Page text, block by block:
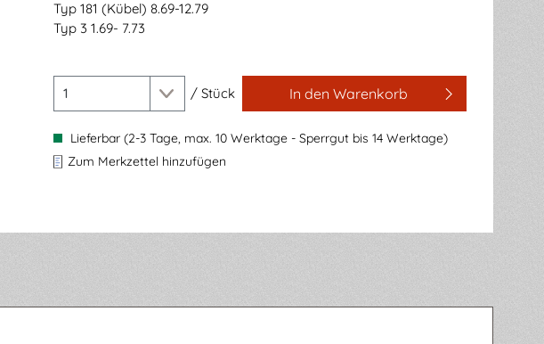
Typ 181 (Kübel) 8.69-12.79
Typ 3 1.69- 7.73
/ Stück In den Warenkorb
Lieferbar (2-3 Tage, max. 10 Werktage - Sperrgut bis 14 Werktage)
Zum Merkzettel hinzufügen